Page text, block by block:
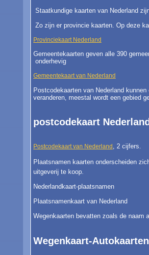
Staatkundige kaarten van Nederland
Zo zijn er provincie kaarten. Op deze
Provinciekaart Nederland
Gemeentekaarten geven alle 390
onderhevig
Gemeentekaart van Nederland
Postcodekaarten van Nederland
veranderen, meestal wordt een gebied
postcodekaart
Postcodekaart van Nederland , 2 cijfers.
Plaatsnamen kaarten onderscheiden
uitgeverij te koop.
Nederlandkaart-plaatsnamen
Plaatsnamenkaart van Nederland
Wegenkaarten bevatten zoals de naam
Wegenkaart-